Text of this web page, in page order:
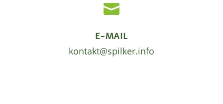

E-MAIL
kontakt@spilker.info